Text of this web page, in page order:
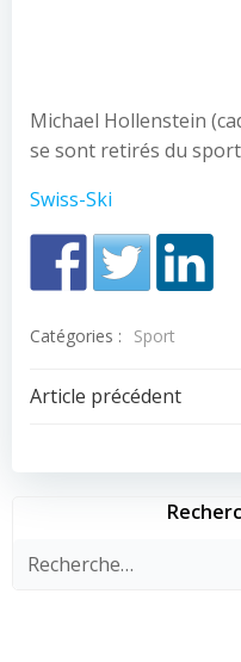
Michael Hollenstein
se sont retirés du sport
Swiss-Ski
Catégories : Sport
Navigation
de
l’article
Article précédent